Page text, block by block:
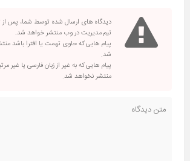
دیدگاه های ارسال شده توسط شما، پس از
تیم مدیریت در وب منتشر خواهد شد.
پیام هایی که حاوی تهمت یا افترا باشد
شد.
پیام هایی که به غیر از زبان فارسی یا غیر
منتشر نخواهد شد.